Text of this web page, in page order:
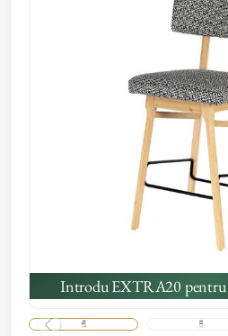
Introdu EXTRA20 pentru